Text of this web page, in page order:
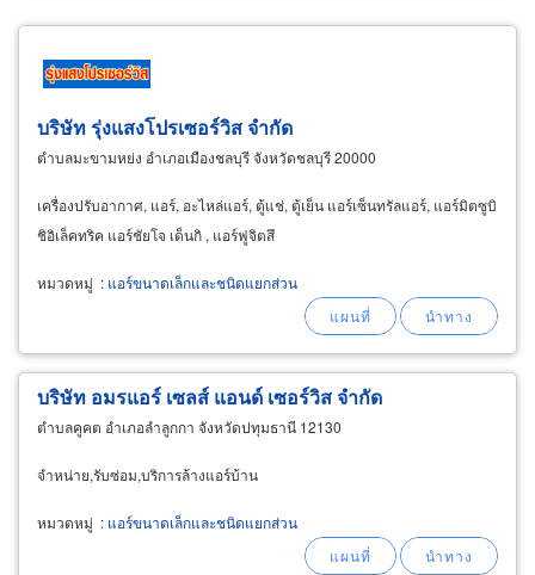
บริษัท รุ่งแสงโปรเซอร์วิส จำกัด
ตำบลมะขามหย่ง อำเภอเมืองชลบุรี จังหวัดชลบุรี 20000
เครื่องปรับอากาศ, แอร์, อะไหล่แอร์, ตู้แช่, ตู้เย็น แอร์เซ็นทรัลแอร์, แอร์มิตซูบิ
ชิอิเล็คทริค แอร์ชัยโจ เด็นกิ , แอร์ฟูจิตสึ
หมวดหมู่ : แอร์ขนาดเล็กและชนิดแยกส่วน
บริษัท อมรแอร์ เซลส์ แอนด์ เซอร์วิส จำกัด
ตำบลคูคต อำเภอลำลูกกา จังหวัดปทุมธานี 12130
จำหน่าย,รับซ่อม,บริการล้างแอร์บ้าน
หมวดหมู่ : แอร์ขนาดเล็กและชนิดแยกส่วน